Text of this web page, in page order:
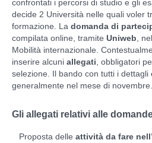
confrontati i percorsi di studio e gli
decide 2 Università nelle quali voler
formazione. La domanda di
compilata online, tramite Uniweb ,
Mobilità internazionale.
inserire alcuni allegati , obbligatori
selezione. Il bando con tutti i dettagli
generalmente nel mese di novembre.
Gli allegati relativi alle
Proposta delle attività da fare